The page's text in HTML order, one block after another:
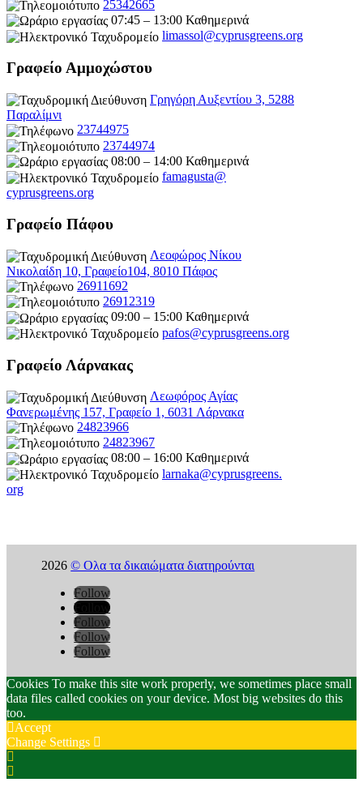
25342665
07:45 – 13:00 Καθημερινά
limassol@cyprusgreens.org
Γραφείο Αμμοχώστου
Γρηγόρη Αυξεντίου 3, 5288
Παραλίμνι
23744975
23744974
08:00 – 14:00 Καθημερινά
famagusta@
cyprusgreens.org
Γραφείο Πάφου
Λεοφώρος Νίκου
Νικολαίδη 10, Γραφείο104, 8010 Πάφος
26911692
26912319
09:00 – 15:00 Καθημερινά
pafos@cyprusgreens.org
Γραφείο Λάρνακας
Λεωφόρος Αγίας
Φανερωμένης 157, Γραφείο 1, 6031 Λάρνακα
24823966
24823967
08:00 – 16:00 Καθημερινά
larnaka@cyprusgreens.
org
2026© Ολα τα δικαιώματα διατηρούνται
Follow
Follow
Follow
Follow
Follow
Cookies To make this site work properly, we sometimes place small
data files called cookies on your device. Most big websites do this
too.
Accept
Change Settings